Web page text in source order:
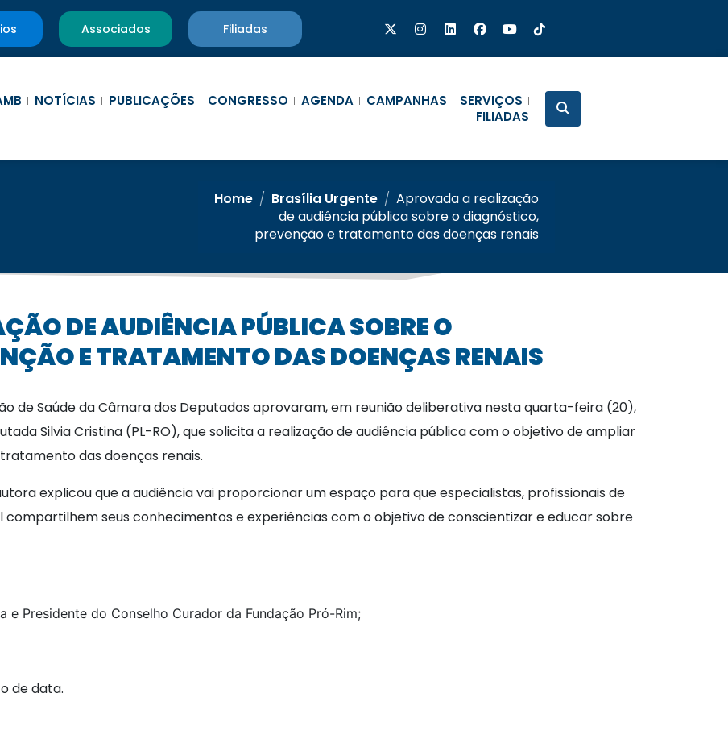
Associados Filiadas
NOTÍCIAS PUBLICAÇÕES CONGRESSO AGENDA CAMPANHAS
SERVIÇOS
FILIADAS
Home / Brasília Urgente / Aprovada a realização
de audiência pública sobre o diagnóstico,
prevenção e tratamento das doenças renais
E TRATAMENTO DAS DOENÇAS RENAIS
de Saúde da Câmara dos Deputados aprovaram, em reunião deliberativa nesta quarta-feira (20),
Silvia Cristina (PL-RO), que solicita a realização de audiência pública com o objetivo de ampliar
das doenças renais.
explicou que a audiência vai proporcionar um espaço para que especialistas, profissionais de
seus conhecimentos e experiências com o objetivo de conscientizar e educar sobre
e Presidente do Conselho Curador da Fundação Pró-Rim;
de data.